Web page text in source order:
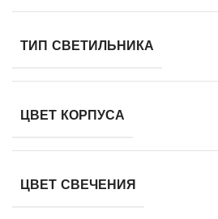
ТИП СВЕТИЛЬНИКА
ЦВЕТ КОРПУСА
ЦВЕТ СВЕЧЕНИЯ